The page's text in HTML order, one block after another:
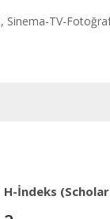
Sinema-TV-
H-İndeks